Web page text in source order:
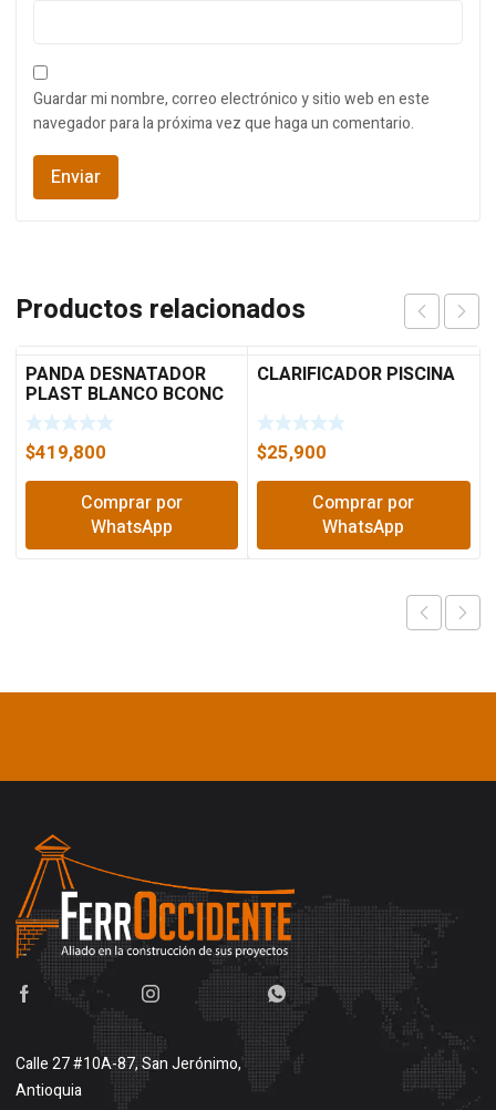
Guardar mi nombre, correo electrónico y sitio web en este
navegador para la próxima vez que haga un comentario.
Productos relacionados
PANDA DESNATADOR
PLAST BLANCO BCONC
2″
$419,800
Comprar por
WhatsApp
CLARIFICADOR PISCINA
$25,900
Comprar por
WhatsApp
Calle 27 #10A-87, San Jerónimo,
Antioquia